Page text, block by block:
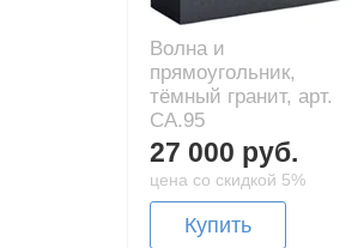
Волна и
прямоугольник,
тёмный гранит, арт.
CA.95
27 000 руб.
цена со скидкой 5%
Купить